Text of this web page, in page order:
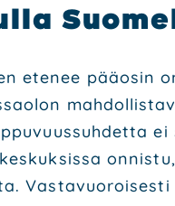
ete­nee